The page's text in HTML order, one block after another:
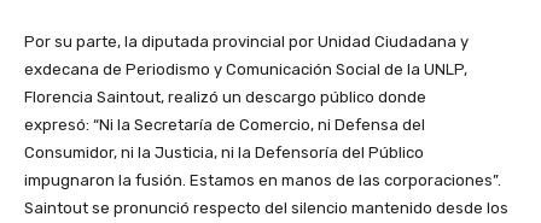
Por su parte, la diputada provincial por Unidad Ciudadana y
exdecana de Periodismo y Comunicación Social de la UNLP,
Florencia Saintout, realizó un descargo público donde
expresó: “Ni la Secretaría de Comercio, ni Defensa del
Consumidor, ni la Justicia, ni la Defensoría del Público
impugnaron la fusión. Estamos en manos de las corporaciones”.
Saintout se pronunció respecto del silencio mantenido desde los